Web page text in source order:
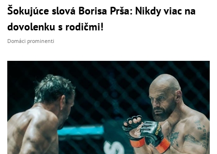
Šokujúce slová Borisa Prša: Nikdy viac na
dovolenku s rodičmi!
Domáci prominenti